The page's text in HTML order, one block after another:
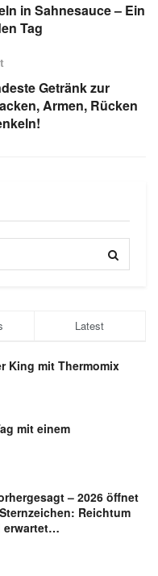
in Sahnesauce – Ein
Tag
Getränk zur
Armen, Rücken
Latest
King mit Thermomix
mit einem
– 2026 öffnet
Reichtum
erwartet…